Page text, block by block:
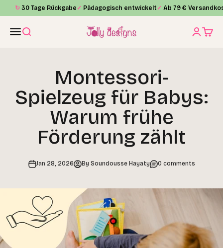
Skip to content
↻ 30 Tage Rückgabe ✓ Pädagogisch entwickelt ✓ Ab 79 €
MenuSearch Jolly Designs Login
Cart
Montessori-
Spielzeug für Babys:
Warum frühe
Förderung zählt
Jan 28, 2026 By Soundousse Hayaty 0 comments